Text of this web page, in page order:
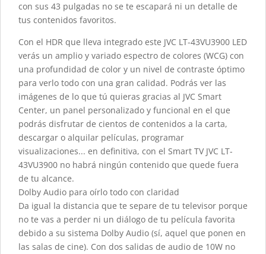
con sus 43 pulgadas no se te escapará ni un detalle de
tus contenidos favoritos.
Con el HDR que lleva integrado este JVC LT-43VU3900 LED
verás un amplio y variado espectro de colores (WCG) con
una profundidad de color y un nivel de contraste óptimo
para verlo todo con una gran calidad. Podrás ver las
imágenes de lo que tú quieras gracias al JVC Smart
Center, un panel personalizado y funcional en el que
podrás disfrutar de cientos de contenidos a la carta,
descargar o alquilar películas, programar
visualizaciones... en definitiva, con el Smart TV JVC LT-
43VU3900 no habrá ningún contenido que quede fuera
de tu alcance.
Dolby Audio para oírlo todo con claridad
Da igual la distancia que te separe de tu televisor porque
no te vas a perder ni un diálogo de tu película favorita
debido a su sistema Dolby Audio (sí, aquel que ponen en
las salas de cine). Con dos salidas de audio de 10W no